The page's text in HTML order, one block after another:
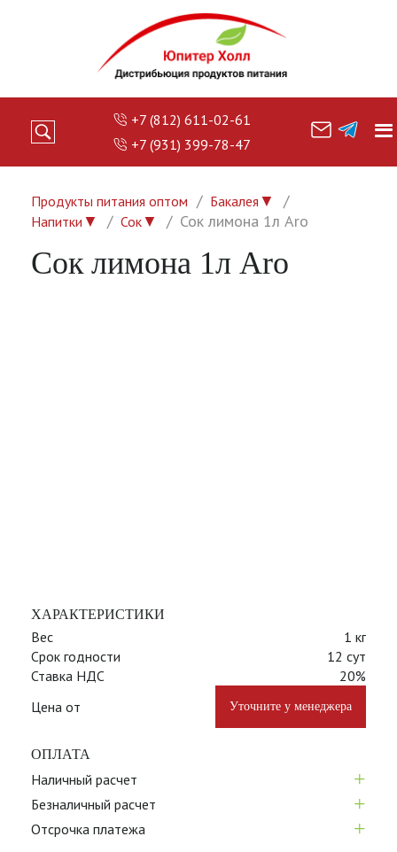
+7 (812) 611-02-61
+7 (931) 399-78-47
Продукты питания оптом Бакалея ▼
Напитки ▼ Сок▼ Сок лимона 1л Aro
Сок лимона 1л Aro
ХАРАКТЕРИСТИКИ
Вес
1 кг
Срок годности
12 сут
Ставка НДС
20%
Цена от
Уточните у менеджера
ОПЛАТА
Наличный расчет +
Безналичный расчет +
Отсрочка платежа +